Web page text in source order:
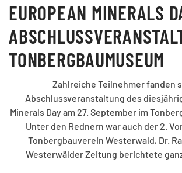
EUROPEAN MINERALS
TONBERGBAUMUSEUM
Zahlreiche Teilnehmer fanden
Abschlussveranstaltung des
Minerals Day am 27. September im
Unter den Rednern war auch der 2.
Tonbergbauverein Westerwald, Dr.
Westerwälder Zeitung berichtete